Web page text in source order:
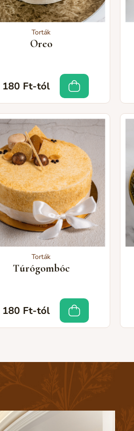
Torták
Oreo
180 Ft-tól
Torták
Túrógombóc
180 Ft-tól